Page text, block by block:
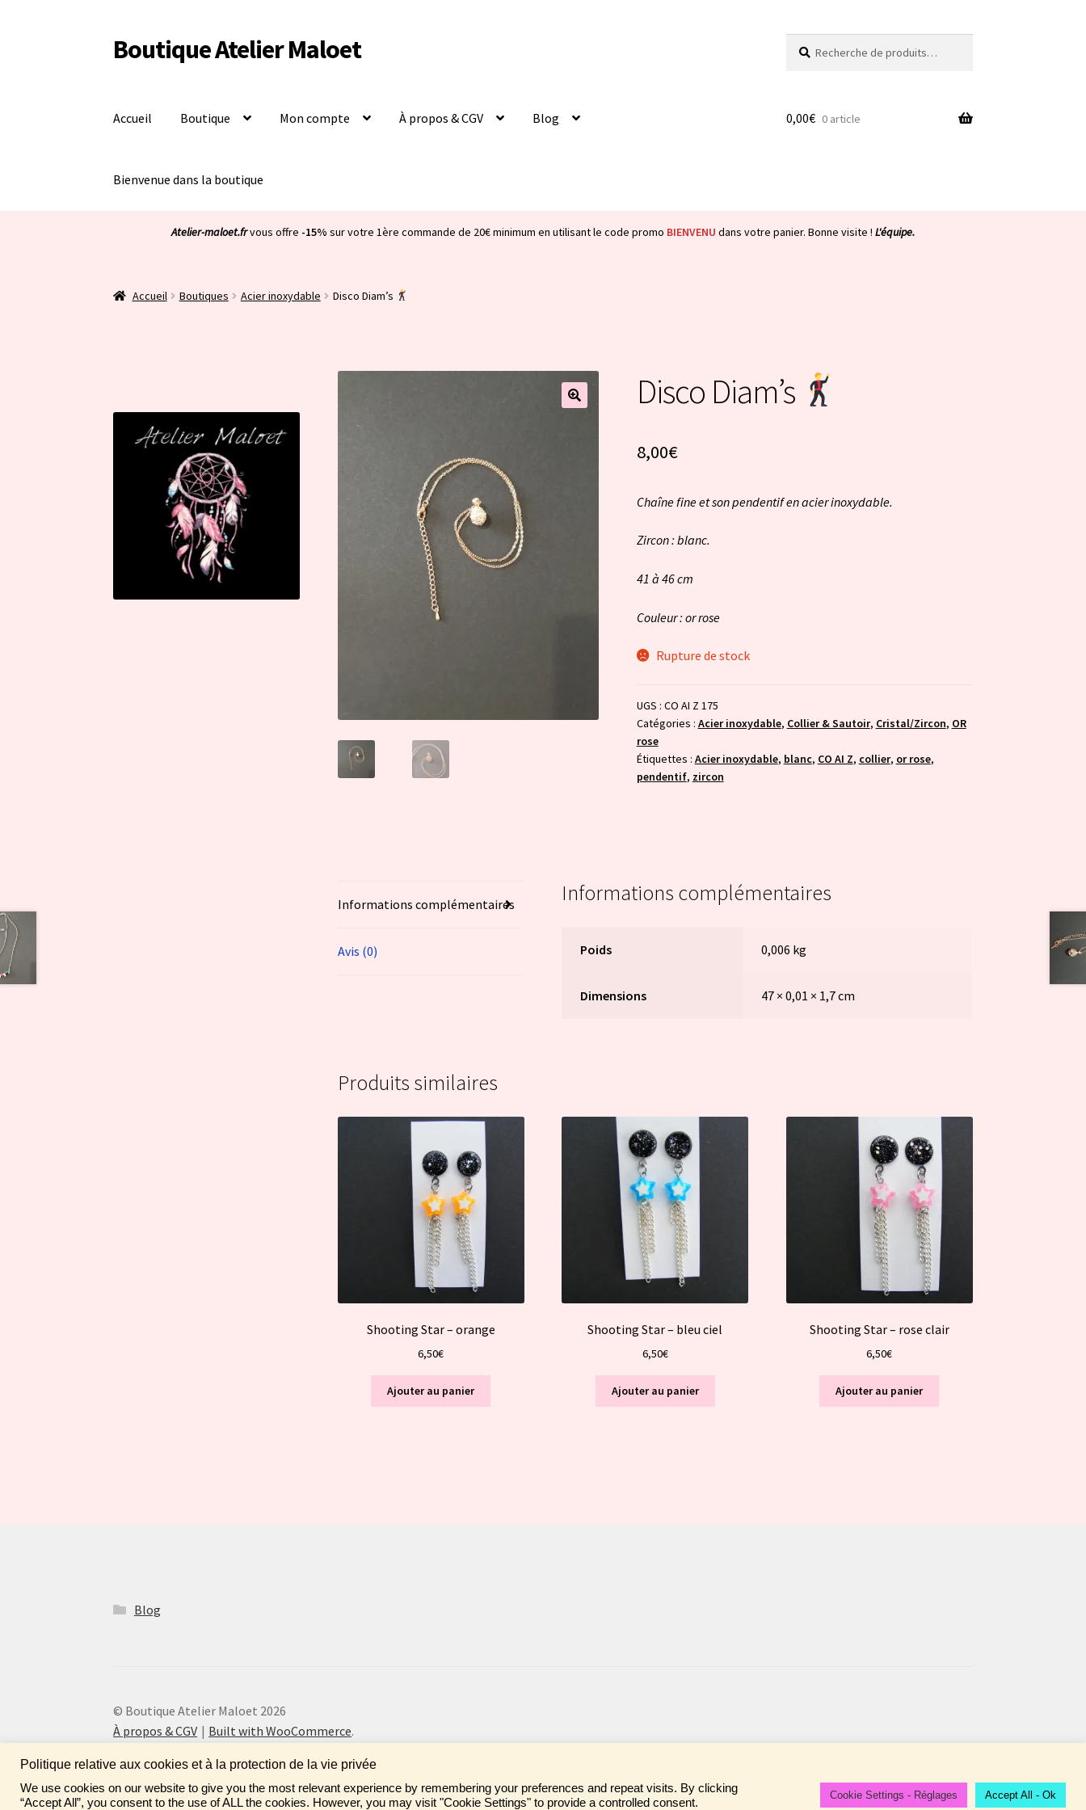
Fais de ta vie un rêve ! N'oublie pas de laisser un commentaire sur tes achats pour aider la communauté ♡ Ignorer
Aller
à
Aller
au
Boutique Atelier Maloet
pour :
Accueil Boutique Mon compte À propos & CGV Blog
Bienvenue dans la boutique
0,00€ 0 article
Atelier-maloet.frvous offre -15% sur votre 1ère commande de 20€ minimum en utilisant le code promo BIENVENU dans votre panier. Bonne visite ! L'équipe.
Accueil Boutiques Acier inoxydable Disco Diam’s
Disco Diam’s
8,00€
Chaîne fine et son pendentif en acier inoxydable.
Zircon : blanc.
41 à 46 cm
Couleur : or rose
Rupture de stock
UGS : CO AI Z 175
Catégories : Acier inoxydable, Collier & Sautoir, Cristal/Zircon, OR
rose
Étiquettes : Acier inoxydable, blanc, CO AI Z, collier, or rose,
pendentif, zircon
Informations complémentaires
Avis (0)
Informations complémentaires
Poids 0,006 kg
Dimensions 47 × 0,01 × 1,7 cm
Produits similaires
Shooting Star – orange
6,50€
Ajouter au panier
Shooting Star – bleu ciel
6,50€
Ajouter au panier
Shooting Star – rose clair
6,50€
Ajouter au panier
Blog
© Boutique Atelier Maloet 2026
À propos & CGV
Built with WooCommerce.
Politique relative aux cookies et à la protection de la vie privée
We use cookies on our website to give you the most relevant experience by remembering your preferences and repeat visits. By clicking
“Accept All”, you consent to the use of ALL the cookies. However, you may visit "Cookie Settings" to provide a controlled consent.
Cookie Settings - Réglages Accept All - Ok